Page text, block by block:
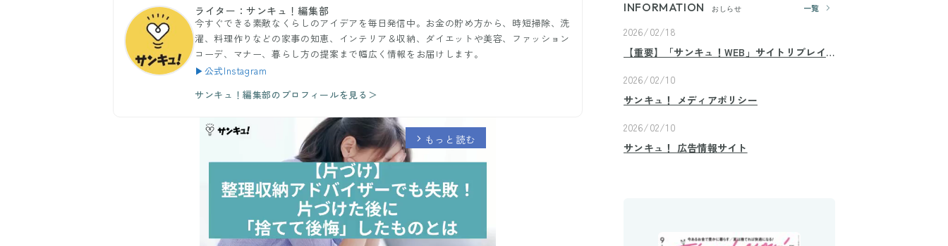
ライター：サンキュ！編集部
今すぐできる素敵なくらしのアイデアを毎日発信中。お金の貯め方から、時短掃除、洗
濯、料理作りなどの家事の知恵、インテリア＆収納、ダイエットや美容、ファッション
コーデ、マナー、暮らし方の提案まで幅広く情報をお届けします。
▶公式Instagram
サンキュ！編集部のプロフィールを見る＞
arrow_forward_ios もっと読む
INFORMATION おしらせ 一覧
2026/02/18
【重要】「サンキュ！WEB」サイトリプレイ
2026/02/10
サンキュ！ メディアポリシー
2026/02/10
サンキュ！ 広告情報サイト